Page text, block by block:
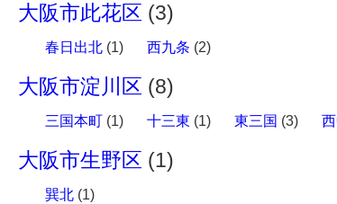
大阪市此花区 (3)
春日出北 (1) 西九条 (2)
大阪市淀川区 (8)
三国本町 (1) 十三東 (1) 東三国 (3)
大阪市生野区 (1)
巽北 (1)